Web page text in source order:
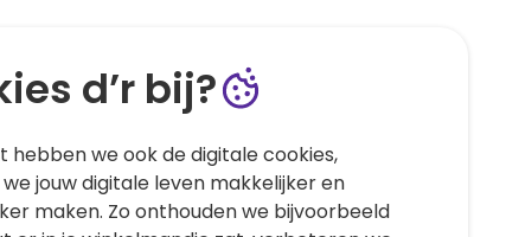
d’r bij?
hebben we ook de digitale cookies,
jouw digitale leven makkelijker en
maken. Zo onthouden we bijvoorbeeld